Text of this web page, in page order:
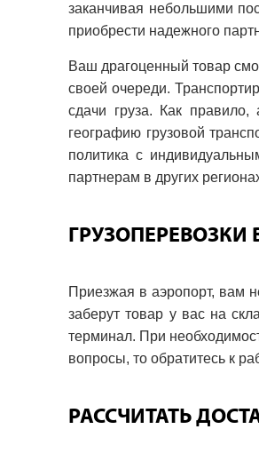
заканчивая небольшими
приобрести надежного
Ваш драгоценный товар
своей очереди.
сдачи груза. Как
географию грузовой
политика с
партнерам в других
Приезжая в аэропорт, вам
заберут товар у вас на
терминал. При
вопросы, то обратитесь к
РАССЧИТАТЬ